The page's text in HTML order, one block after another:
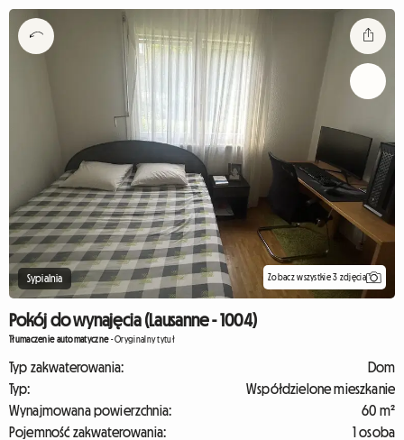
Sypialnia Zobacz wszystkie 3 zdjęcia
Pokój do wynajęcia (Lausanne - 1004)
Tłumaczenie automatyczne-Oryginalny tytuł
Typ zakwaterowania:
Dom
Typ:
Współdzielone mieszkanie
Wynajmowana powierzchnia:
60 m²
Pojemność zakwaterowania:
1 osoba